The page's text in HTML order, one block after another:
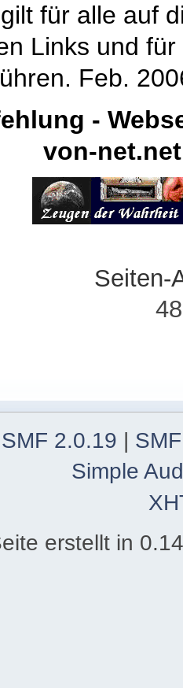
für alle auf
Links und
Feb.
-
von-net.net
Seiten-
SMF 2.0.19 |
Simple
erstellt in